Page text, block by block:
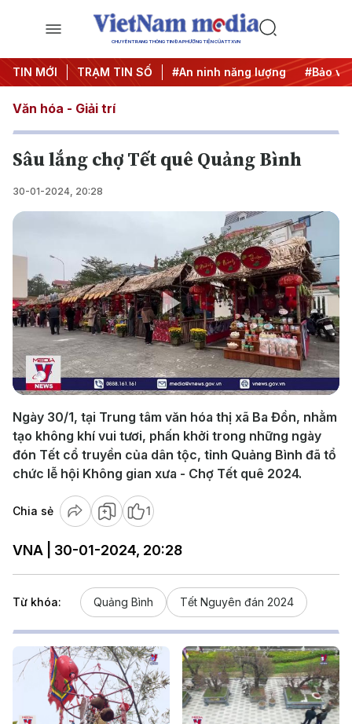
CHUYÊN TRANG THÔNG TIN ĐA PHƯƠNG TIỆN CỦA TTXVN
TIN MỚI TRẠM TIN SỐ
thẳng Trung Đông #An ninh năng lượng #Bảo vệ
Văn hóa - Giải trí
Sâu lắng chợ Tết quê Quảng Bình
30-01-2024, 20:28
Play
Video
Ngày 30/1, tại Trung tâm văn hóa thị xã Ba Đồn, nhằm
tạo không khí vui tươi, phấn khởi trong những ngày
đón Tết cổ truyền của dân tộc, tỉnh Quảng Bình đã tổ
chức lễ hội Không gian xưa - Chợ Tết quê 2024.
Chia sẻ 1
VNA | 30-01-2024, 20:28
Từ khóa: Quảng Bình Tết Nguyên đán 2024